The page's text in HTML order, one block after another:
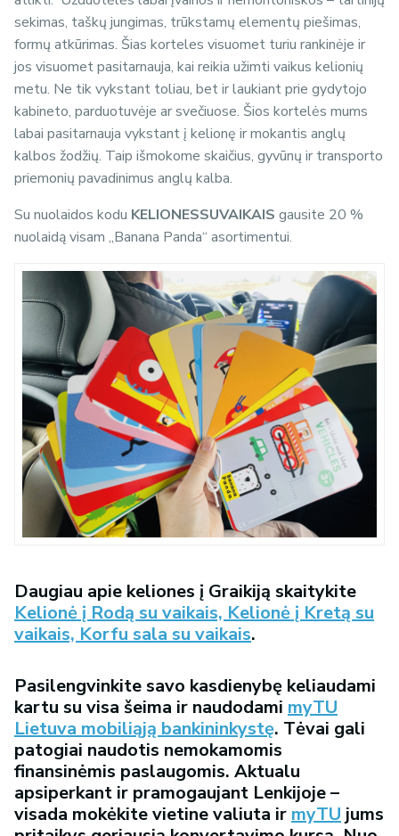
sekimas, taškų jungimas, trūkstamų elementų piešimas,
formų atkūrimas. Šias korteles visuomet turiu rankinėje ir
jos visuomet pasitarnauja, kai reikia užimti vaikus kelionių
metu. Ne tik vykstant toliau, bet ir laukiant prie gydytojo
kabineto, parduotuvėje ar svečiuose. Šios kortelės mums
labai pasitarnauja vykstant į kelionę ir mokantis anglų
kalbos žodžių. Taip išmokome skaičius, gyvūnų ir transporto
priemonių pavadinimus anglų kalba.
Su nuolaidos kodu KELIONESSUVAIKAIS gausite 20 %
nuolaidą visam „Banana Panda“ asortimentui.
Daugiau apie keliones į Graikiją skaitykite
Kelionė į Rodą su vaikais, Kelionė į Kretą su
vaikais, Korfu sala su vaikais.
Pasilengvinkite savo kasdienybę keliaudami
kartu su visa šeima ir naudodami myTU
Lietuva mobiliąją bankininkystę. Tėvai gali
patogiai naudotis nemokamomis
finansinėmis paslaugomis. Aktualu
apsiperkant ir pramogaujant Lenkijoje –
visada mokėkite vietine valiuta ir myTU jums